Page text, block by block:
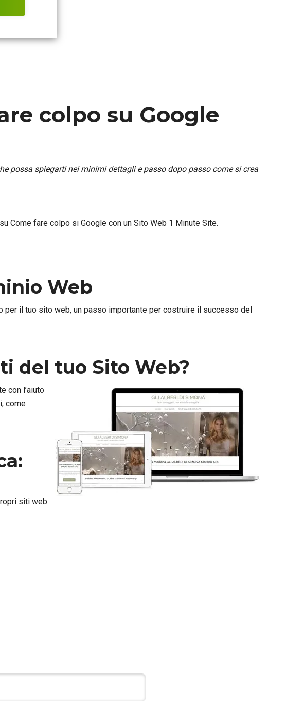
colpo su Google
possa spiegarti nei minimi dettagli e passo dopo passo come si crea
su Come fare colpo si Google con un Sito Web 1 Minute Site.
Web
il tuo sito web, un passo importante per costruire il successo del
del tuo Sito Web?
con l’aiuto
come
siti web